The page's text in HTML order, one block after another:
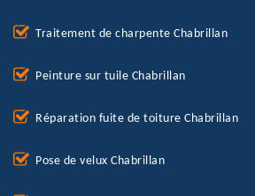
Traitement de charpente Chabrillan
Peinture sur tuile Chabrillan
Réparation fuite de toiture Chabrillan
Pose de velux Chabrillan